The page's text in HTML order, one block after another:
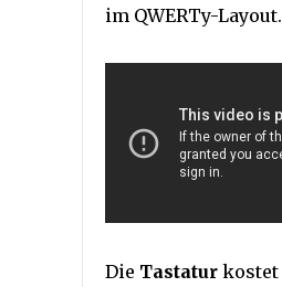
im QWERTy-Layout.
Die Tastatur kostet